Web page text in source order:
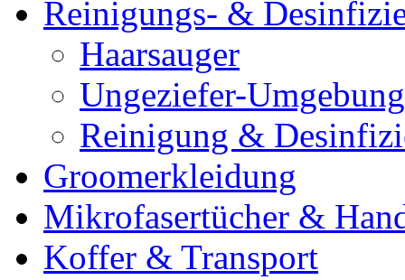
Reinigungs- &
Haarsauger
Ungeziefer-
Reinigung &
Groomerkleidung
Mikrofasertücher &
Koffer & Transport